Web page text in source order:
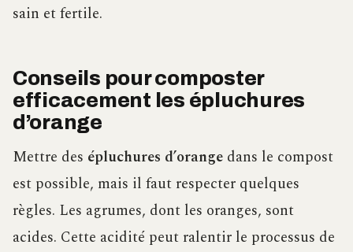
sain et fertile.
Conseils pour composter
efficacement les épluchures
d’orange
Mettre des épluchures d’orange dans le compost
est possible, mais il faut respecter quelques
règles. Les agrumes, dont les oranges, sont
acides. Cette acidité peut ralentir le processus de